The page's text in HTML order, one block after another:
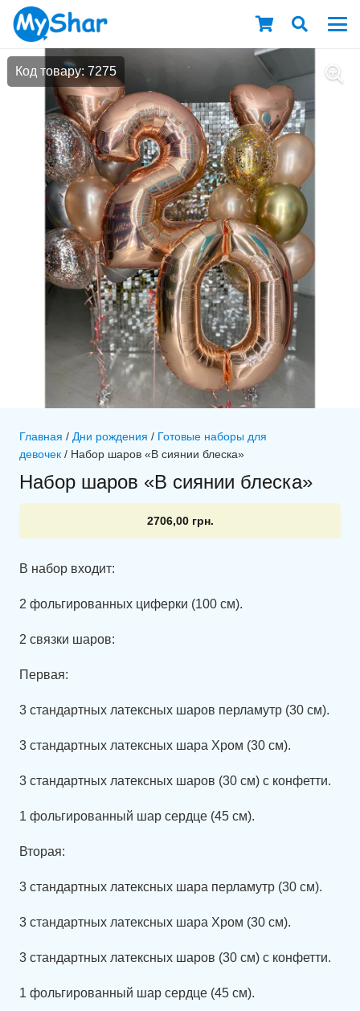
Код товару: 7275
Главная / Дни рождения / Готовые наборы для
девочек / Набор шаров «В сиянии блеска»
Набор шаров «В сиянии блеска»
2706,00 грн.
В набор входит:
2 фольгированных циферки (100 см).
2 связки шаров:
Первая:
3 стандартных латексных шаров перламутр (30 см).
3 стандартных латексных шара Хром (30 см).
3 стандартных латексных шаров (30 см) с конфетти.
1 фольгированный шар сердце (45 см).
Вторая:
3 стандартных латексных шара перламутр (30 см).
3 стандартных латексных шара Хром (30 см).
3 стандартных латексных шаров (30 см) с конфетти.
1 фольгированный шар сердце (45 см).